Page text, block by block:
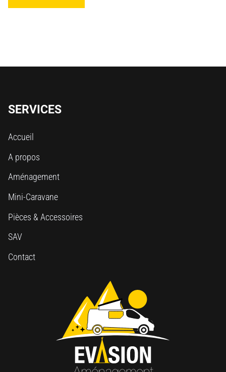
SERVICES
Accueil
A propos
Aménagement
Mini-Caravane
Pièces & Accessoires
SAV
Contact